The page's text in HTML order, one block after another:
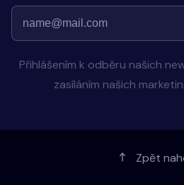
Přihlášením k odběru našich
zasíláním našich
Zpět